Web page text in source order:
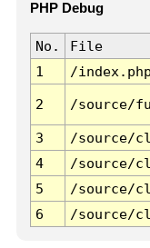
PHP Debug
No. File
1
/index.php
2 /source/
3 /source/
4
/source/
5
/source/
6
/source/